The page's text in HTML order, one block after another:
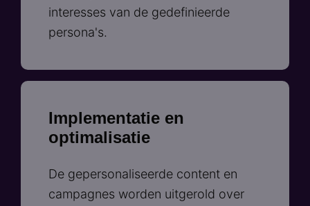
interesses van de gedefinieerde
persona's.​
Implementatie en
optimalisatie
De gepersonaliseerde content en
campagnes worden uitgerold over